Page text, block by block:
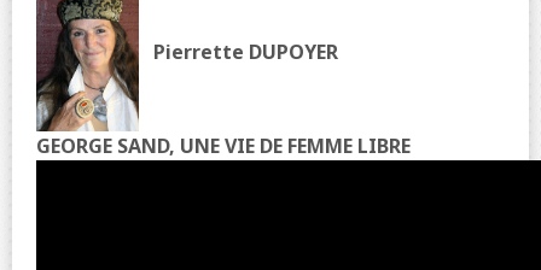
Pierrette DUPOYER
GEORGE SAND, UNE VIE DE FEMME LIBRE